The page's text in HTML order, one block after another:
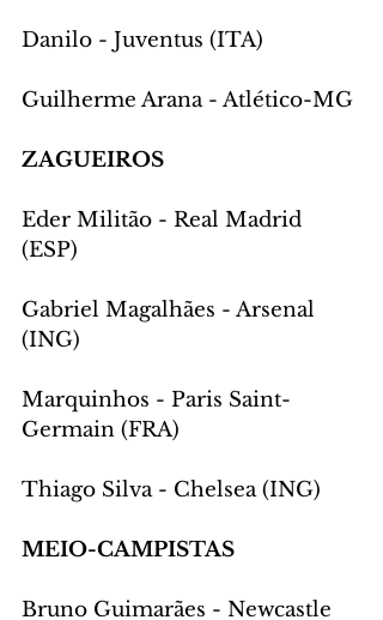
Danilo - Juventus (ITA)
Guilherme Arana - Atlético-MG
ZAGUEIROS
Eder Militão - Real Madrid
(ESP)
Gabriel Magalhães - Arsenal
(ING)
Marquinhos - Paris Saint-
Germain (FRA)
Thiago Silva - Chelsea (ING)
MEIO-CAMPISTAS
Bruno Guimarães - Newcastle